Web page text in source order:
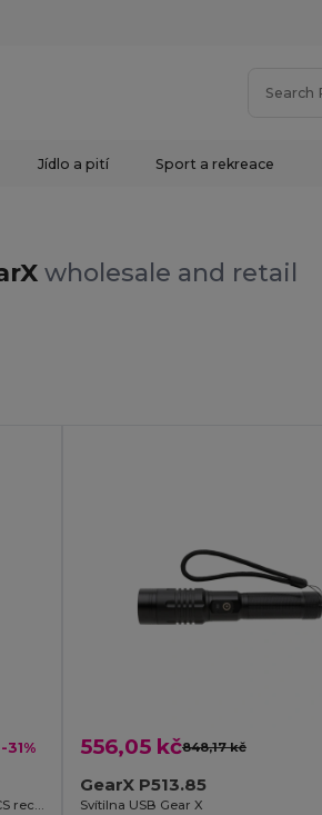
Jídlo a pití Sport a rekreace
wholesale and retail
-31%
Malá USB pracovní svítilna Gear X z RCS recykl. plastu
556,05 kč848,17 kč
GearX P513.85
Svítilna USB Gear X